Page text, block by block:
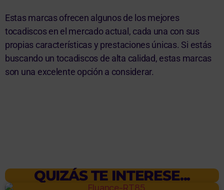
Estas marcas ofrecen algunos de los mejores
tocadiscos en el mercado actual, cada una con sus
propias características y prestaciones únicas. Si estás
buscando un tocadiscos de alta calidad, estas marcas
son una excelente opción a considerar.
QUIZÁS TE INTERESE...